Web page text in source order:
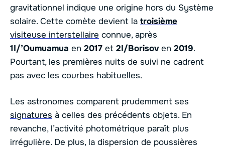
gravitationnel indique une origine hors du Système
solaire. Cette comète devient la troisième
visiteuse interstellaire connue, après
1I/’Oumuamua en 2017 et 2I/Borisoven 2019.
Pourtant, les premières nuits de suivi ne cadrent
pas avec les courbes habituelles.
Les astronomes comparent prudemment ses
signatures à celles des précédents objets. En
revanche, l’activité photométrique paraît plus
irrégulière. De plus, la dispersion de poussières